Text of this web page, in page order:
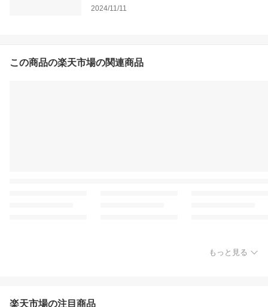
2024/11/11
この商品の楽天市場の関連商品
もっと見る
楽天市場の注目商品